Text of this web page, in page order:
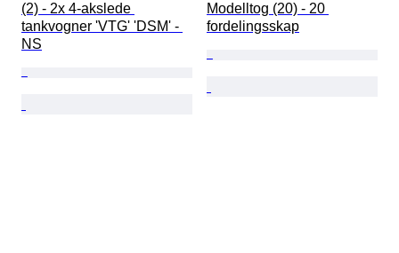
(2) - 2x 4-akslede
tankvogner 'VTG' 'DSM' -
NS
Modelltog (20) - 20
fordelingsskap